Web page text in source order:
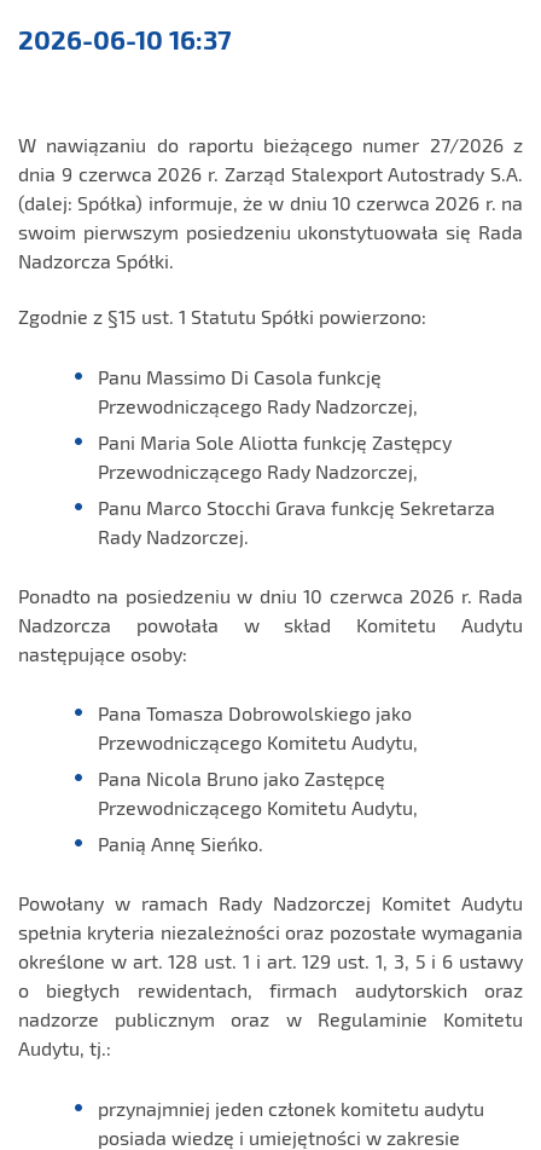
bieżące
2026-06-10 16:37
W nawiązaniu do raportu bieżącego numer 27/2026 z
dnia 9 czerwca 2026 r. Zarząd Stalexport Autostrady S.A.
(dalej: Spółka) informuje, że w dniu 10 czerwca 2026 r. na
swoim pierwszym posiedzeniu ukonstytuowała się Rada
Nadzorcza Spółki.
Zgodnie z §15 ust. 1 Statutu Spółki powierzono:
Panu Massimo Di Casola funkcję
Przewodniczącego Rady Nadzorczej,
Pani Maria Sole Aliotta funkcję Zastępcy
Przewodniczącego Rady Nadzorczej,
Panu Marco Stocchi Grava funkcję Sekretarza
Rady Nadzorczej.
Ponadto na posiedzeniu w dniu 10 czerwca 2026 r. Rada
Nadzorcza powołała w skład Komitetu Audytu
następujące osoby:
Pana Tomasza Dobrowolskiego jako
Przewodniczącego Komitetu Audytu,
Pana Nicola Bruno jako Zastępcę
Przewodniczącego Komitetu Audytu,
Panią Annę Sieńko.
Powołany w ramach Rady Nadzorczej Komitet Audytu
spełnia kryteria niezależności oraz pozostałe wymagania
określone w art. 128 ust. 1 i art. 129 ust. 1, 3, 5 i 6 ustawy
o biegłych rewidentach, firmach audytorskich oraz
nadzorze publicznym oraz w Regulaminie Komitetu
Audytu, tj.:
przynajmniej jeden członek komitetu audytu
posiada wiedzę i umiejętności w zakresie